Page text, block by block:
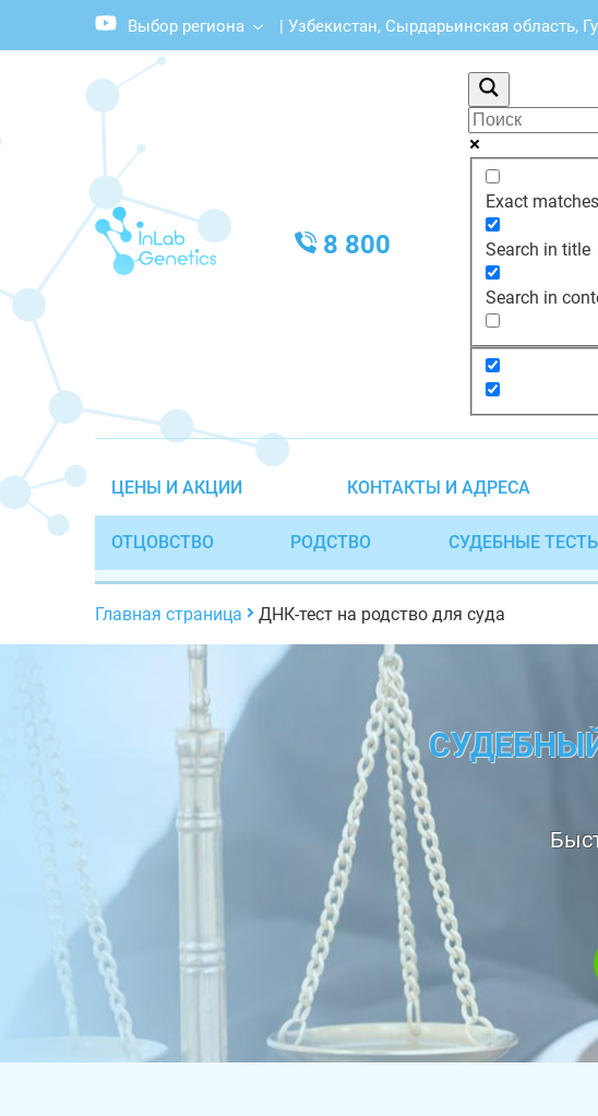
Выбор региона | Узбекистан, Сырдарьинская область,
8 800
Exact
Search in title
Search in
ЦЕНЫ И АКЦИИ КОНТАКТЫ И АДРЕСА
ОТЦОВСТВО РОДСТВО СУДЕБНЫЕ ТЕСТЫ
Главная страница ДНК-тест на родство для суда